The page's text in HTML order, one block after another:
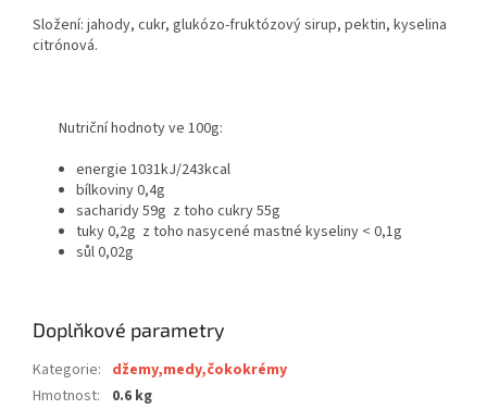
Složení: jahody, cukr, glukózo-fruktózový sirup, pektin, kyselina
citrónová.
Nutriční hodnoty ve 100g:
energie 1031kJ/243kcal
bílkoviny 0,4g
sacharidy 59g z toho cukry 55g
tuky 0,2g z toho nasycené mastné kyseliny < 0,1g
sůl 0,02g
Doplňkové parametry
Kategorie: džemy,medy,čokokrémy
Hmotnost:
0.6 kg